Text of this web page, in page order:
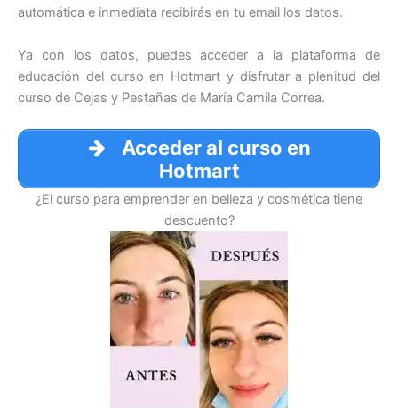
automática e inmediata recibirás en tu email los datos.
Ya con los datos, puedes acceder a la plataforma de
educación del curso en Hotmart y disfrutar a plenitud del
curso de Cejas y Pestañas de María Camila Correa.
Acceder al curso en
Hotmart
¿El curso para emprender en belleza y cosmética tiene
descuento?